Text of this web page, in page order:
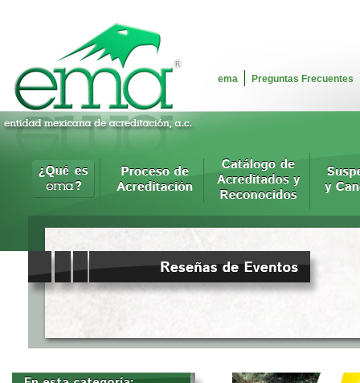
ema Preguntas Frecuentes